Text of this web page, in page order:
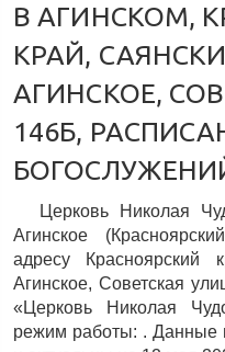
В АГИНСКОМ,
КРАЙ,
АГИНСКОЕ,
146Б,
Церковь Николая
Агинское
адресу Красноярский
Агинское, Советская
«Церковь Николая
режим работы: . Данные